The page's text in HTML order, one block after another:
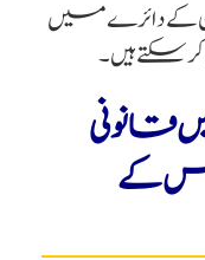
کے دائرے میں
سکتے ہیں۔
قانونی
اس کے